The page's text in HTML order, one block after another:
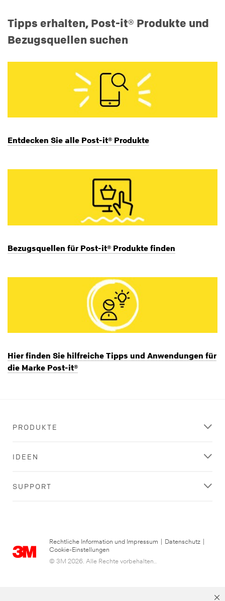
Tipps erhalten, Post-it® Produkte und
Bezugsquellen suchen
Entdecken Sie alle Post-it® Produkte
Bezugsquellen für Post-it® Produkte finden
Hier finden Sie hilfreiche Tipps und Anwendungen für
die Marke Post-it®
PRODUKTE
IDEEN
SUPPORT
Rechtliche Information und Impressum Datenschutz
Cookie-Einstellungen
© 3M 2026. Alle Rechte vorbehalten..